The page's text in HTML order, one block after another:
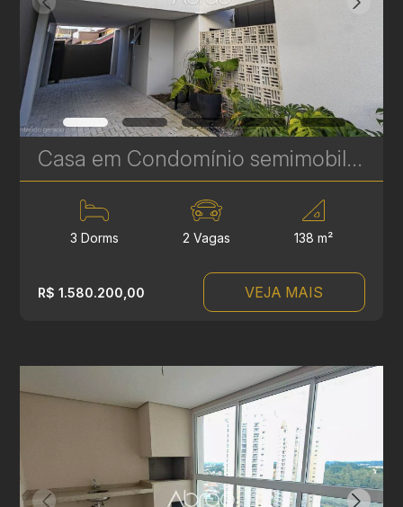
Casa em Condomínio semimobiliada à venda no Guabirotuba - 138 m² - 3 Suítes - Próximo ao Jardim Botânico | Ref. 1827
3 Dorms 2 Vagas 138 m²
R$ 1.580.200,00 VEJA MAIS